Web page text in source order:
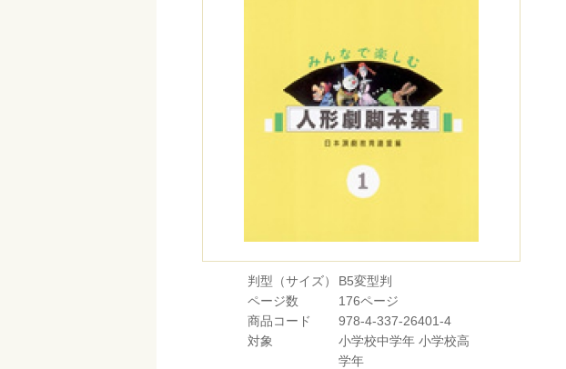
判型（サイズ）
B5変型判
ページ数
176ページ
商品コード
978-4-337-26401-4
対象
小学校中学年 小学校高
学年